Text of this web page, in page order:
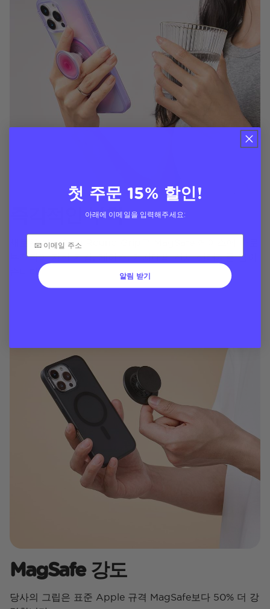
즉각적인 부착
새로운 MagSafe Round Grip은 MagSafe 케이스에 바로
부착되어 자석 지갑, 케이스, 거치대의 전체 생태계를 열어
MagSafe 강도
당사의 그립은 표준 Apple 규격 MagSafe보다 50% 더 강
첫 주문 15% 할인!
아래에 이메일을 입력해주세요:
알림 받기